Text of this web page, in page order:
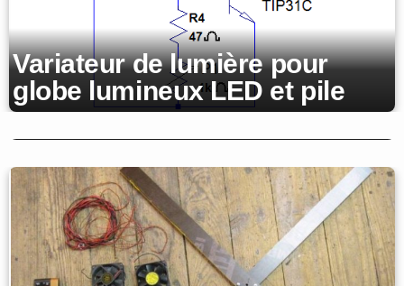
Variateur de lumière pour
globe lumineux LED et pile
Ecran d’ampoules piloté avec
des LED photodiodes :
maintenance